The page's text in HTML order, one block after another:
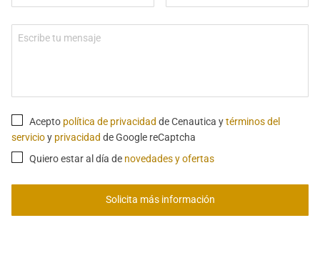
Acepto política de privacidad de Cenautica ytérminos del
servicioy privacidad de Google reCaptcha
Quiero estar al día de novedades y ofertas